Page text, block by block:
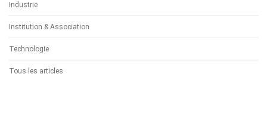
Industrie
Institution & Association
Technologie
Tous les articles